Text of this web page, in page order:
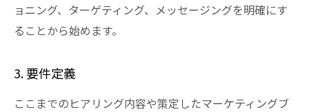
ョニング、ターゲティング、メッセージングを明確にす
ることから始めます。
3. 要件定義
ここまでのヒアリング内容や策定したマーケティングブ